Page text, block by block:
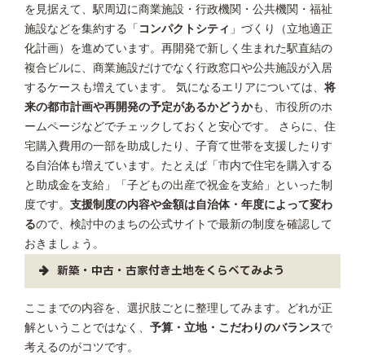
を見据えて、駅周辺に商業施設・行政機関・公共機関・福祉
施設などを集約する「 コンパクトシティ 」づくり（立地適正
化計画）を進めています。再開発で新しく生まれた駅直結の
複合ビルに、商業施設だけでなく行政窓口や公共施設が入居
するケースも増えています。 気になるエリアについては、 将
来の都市計画や再開発の予定があるかどうかも、市役所のホ
ームページなどでチェックしておくと安心です。 さらに、住
宅購入費用の一部を助成したり、子育て世帯を支援したりす
る自治体も増えています。たとえば「市内で住宅を購入する
と助成金を支給」「子どもの出産で祝金を支給」といった制
度です。 支援制度の内容や金額は自治体・年度によって変わ
るので、検討中のまちの公式サイトで最新の制度を確認して
おきましょう。
新築・中古・古家付き土地をくらべてみよう
ここまでの内容を、選択肢ごとに整理してみます。どれが正
解ということではなく、 予算・立地・こだわりのバランスで
考えるのがコツです。